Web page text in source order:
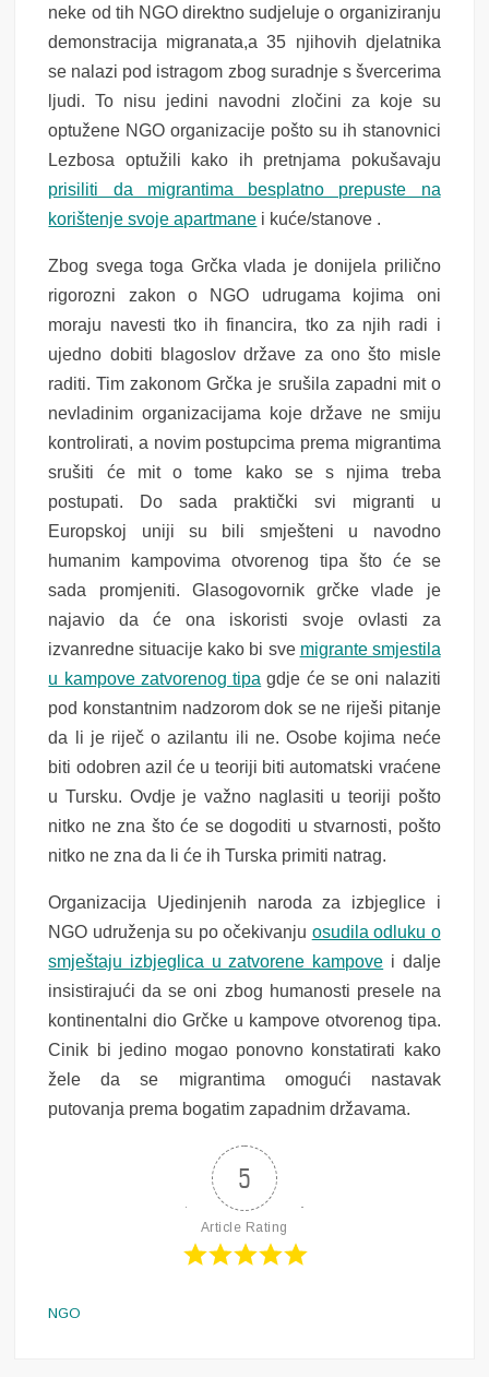
neke od tih NGO direktno sudjeluje o organiziranju
demonstracija migranata,a 35 njihovih djelatnika
se nalazi pod istragom zbog suradnje s švercerima
ljudi. To nisu jedini navodni zločini za koje su
optužene NGO organizacije pošto su ih stanovnici
Lezbosa optužili kako ih pretnjama pokušavaju
prisiliti da migrantima besplatno prepuste na
korištenje svoje apartmane i kuće/stanove .
Zbog svega toga Grčka vlada je donijela prilično
rigorozni zakon o NGO udrugama kojima oni
moraju navesti tko ih financira, tko za njih radi i
ujedno dobiti blagoslov države za ono što misle
raditi. Tim zakonom Grčka je srušila zapadni mit o
nevladinim organizacijama koje države ne smiju
kontrolirati, a novim postupcima prema migrantima
srušiti će mit o tome kako se s njima treba
postupati. Do sada praktički svi migranti u
Europskoj uniji su bili smješteni u navodno
humanim kampovima otvorenog tipa što će se
sada promjeniti. Glasogovornik grčke vlade je
najavio da će ona iskoristi svoje ovlasti za
izvanredne situacije kako bi sve migrante smjestila
u kampove zatvorenog tipa gdje će se oni nalaziti
pod konstantnim nadzorom dok se ne riješi pitanje
da li je riječ o azilantu ili ne. Osobe kojima neće
biti odobren azil će u teoriji biti automatski vraćene
u Tursku. Ovdje je važno naglasiti u teoriji pošto
nitko ne zna što će se dogoditi u stvarnosti, pošto
nitko ne zna da li će ih Turska primiti natrag.
Organizacija Ujedinjenih naroda za izbjeglice i
NGO udruženja su po očekivanju osudila odluku o
smještaju izbjeglica u zatvorene kampove i dalje
insistirajući da se oni zbog humanosti presele na
kontinentalni dio Grčke u kampove otvorenog tipa.
Cinik bi jedino mogao ponovno konstatirati kako
žele da se migrantima omogući nastavak
putovanja prema bogatim zapadnim državama.
5
Article Rating
NGO